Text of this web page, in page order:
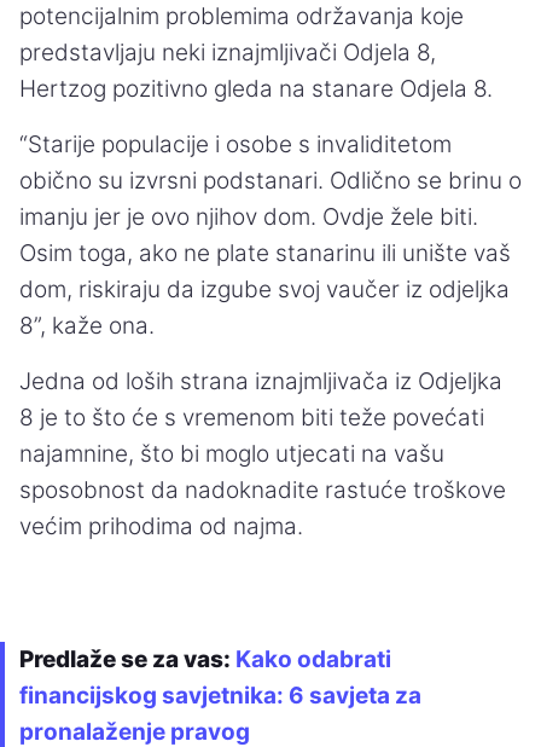
potencijalnim problemima održavanja koje
predstavljaju neki iznajmljivači Odjela 8,
Hertzog pozitivno gleda na stanare Odjela 8.
“Starije populacije i osobe s invaliditetom
obično su izvrsni podstanari. Odlično se brinu o
imanju jer je ovo njihov dom. Ovdje žele biti.
Osim toga, ako ne plate stanarinu ili unište vaš
dom, riskiraju da izgube svoj vaučer iz odjeljka
8”, kaže ona.
Jedna od loših strana iznajmljivača iz Odjeljka
8 je to što će s vremenom biti teže povećati
najamnine, što bi moglo utjecati na vašu
sposobnost da nadoknadite rastuće troškove
većim prihodima od najma.
Predlaže se za vas: Kako odabrati
financijskog savjetnika: 6 savjeta za
pronalaženje pravog